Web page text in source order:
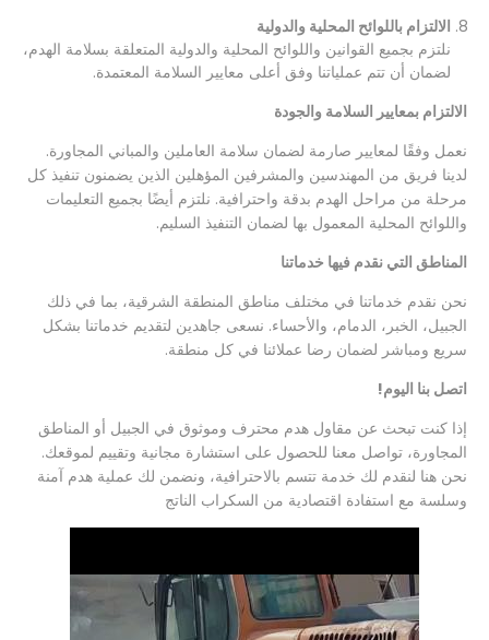
الالتزام باللوائح المحلية والدولية
نلتزم بجميع القوانين واللوائح المحلية والدولية المتعلقة بسلامة الهدم،
لضمان أن تتم عملياتنا وفق أعلى معايير السلامة المعتمدة.
الالتزام بمعايير السلامة والجودة
نعمل وفقًا لمعايير صارمة لضمان سلامة العاملين والمباني المجاورة.
لدينا فريق من المهندسين والمشرفين المؤهلين الذين يضمنون تنفيذ كل
مرحلة من مراحل الهدم بدقة واحترافية. نلتزم أيضًا بجميع التعليمات
واللوائح المحلية المعمول بها لضمان التنفيذ السليم.
المناطق التي نقدم فيها خدماتنا
نحن نقدم خدماتنا في مختلف مناطق المنطقة الشرقية، بما في ذلك
الجبيل، الخبر، الدمام، والأحساء. نسعى جاهدين لتقديم خدماتنا بشكل
سريع ومباشر لضمان رضا عملائنا في كل منطقة.
اتصل بنا اليوم!
إذا كنت تبحث عن مقاول هدم محترف وموثوق في الجبيل أو المناطق
المجاورة، تواصل معنا للحصول على استشارة مجانية وتقييم لموقعك.
نحن هنا لنقدم لك خدمة تتسم بالاحترافية، ونضمن لك عملية هدم آمنة
وسلسة مع استفادة اقتصادية من السكراب الناتج